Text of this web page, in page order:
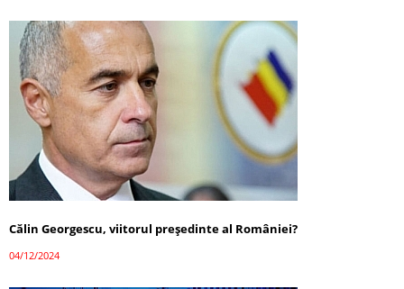
Călin Georgescu, viitorul președinte al României?
04/12/2024